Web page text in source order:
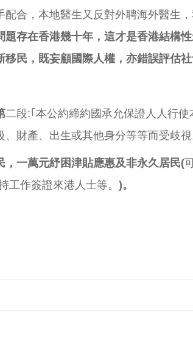
合，本地醫生又反對外聘海外醫生
存在香港幾十年，這才是香港結構
民，既妄顧國際人權，亦錯誤評估
二段:｢本公約締約國承允保證人人行
財產、出生或其他身分等等而受歧視
一萬元紓困津貼應惠及非永久居民(
工作簽證來港人士等。 )。